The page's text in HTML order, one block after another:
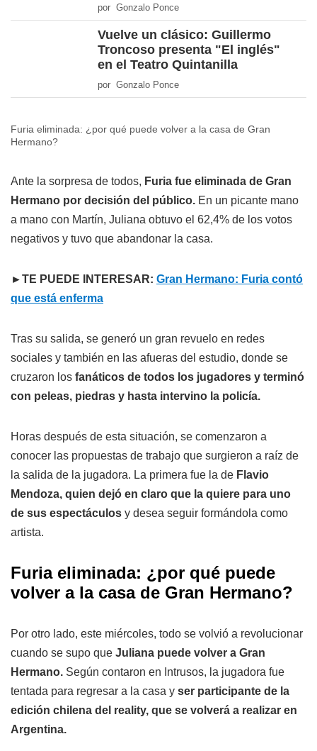
por Gonzalo Ponce
Vuelve un clásico: Guillermo
Troncoso presenta "El inglés"
en el Teatro Quintanilla
por Gonzalo Ponce
Furia eliminada: ¿por qué puede volver a la casa de Gran
Hermano?
Ante la sorpresa de todos, Furia fue eliminada de Gran
Hermano por decisión del público. En un picante mano
a mano con Martín, Juliana obtuvo el 62,4% de los votos
negativos y tuvo que abandonar la casa.
►TE PUEDE INTERESAR: Gran Hermano: Furia contó
que está enferma
Tras su salida, se generó un gran revuelo en redes
sociales y también en las afueras del estudio, donde se
cruzaron los fanáticos de todos los jugadores y terminó
con peleas, piedras y hasta intervino la policía.
Horas después de esta situación, se comenzaron a
conocer las propuestas de trabajo que surgieron a raíz de
la salida de la jugadora. La primera fue la de Flavio
Mendoza, quien dejó en claro que la quiere para uno
de sus espectáculos y desea seguir formándola como
artista.
Furia eliminada: ¿por qué puede
volver a la casa de Gran Hermano?
Por otro lado, este miércoles, todo se volvió a revolucionar
cuando se supo que Juliana puede volver a Gran
Hermano. Según contaron en Intrusos, la jugadora fue
tentada para regresar a la casa y ser participante de la
edición chilena del reality, que se volverá a realizar en
Argentina.